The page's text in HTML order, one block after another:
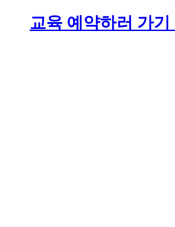
교육 예약하러 가